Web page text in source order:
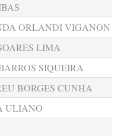
ORLANDI VIGANON
LIMA
SIQUEIRA
BORGES CUNHA
ULIANO